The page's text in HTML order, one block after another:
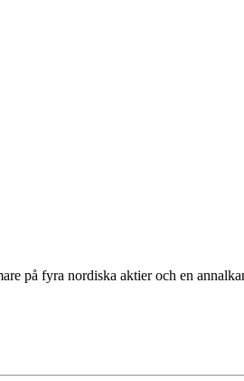
på fyra nordiska aktier och en